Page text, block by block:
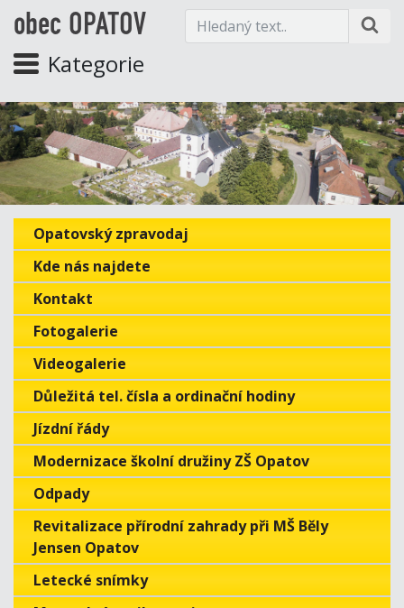
obec OPATOV
Kategorie
Opatovský zpravodaj
Kde nás najdete
Kontakt
Fotogalerie
Videogalerie
Důležitá tel. čísla a ordinační hodiny
Jízdní řády
Modernizace školní družiny ZŠ Opatov
Odpady
Revitalizace přírodní zahrady při MŠ Běly
Jensen Opatov
Letecké snímky